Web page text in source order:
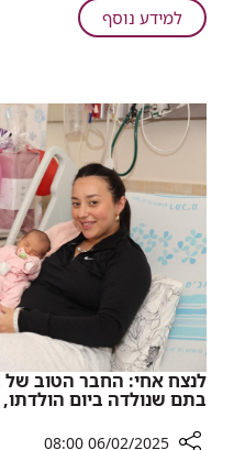
סרטן:
רמב"ם
חדש
למסלול
בגידולי
למידע נוסףעל
יום
למחלת
סרטן:
רמב"ם
חונך
שירות
חדש
למסלול
ראש-צוואר
בתם שנולדה ביום
06/02/2025 08:00